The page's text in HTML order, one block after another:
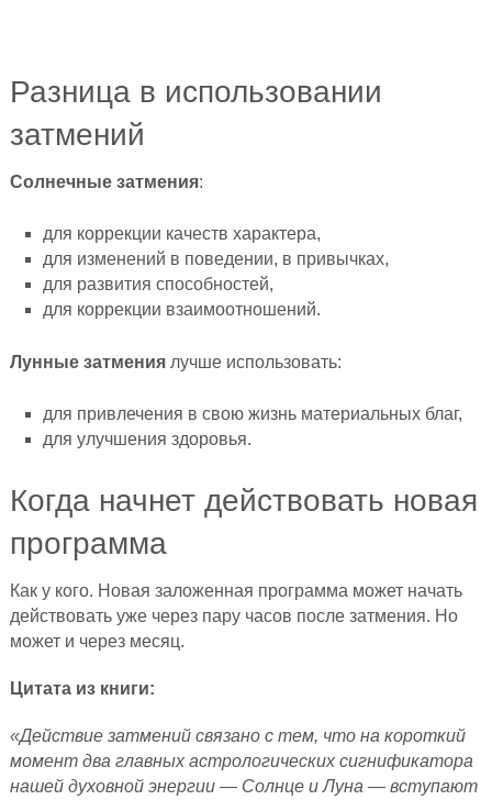
Разница в использовании
затмений
Солнечные затмения:
для коррекции качеств характера,
для изменений в поведении, в привычках,
для развития способностей,
для коррекции взаимоотношений.
Лунные затмениялучше использовать:
для привлечения в свою жизнь материальных благ,
для улучшения здоровья.
Когда начнет действовать новая
программа
Как у кого. Новая заложенная программа может начать
действовать уже через пару часов после затмения. Но
может и через месяц.
Цитата из книги:
«Действие затмений связано с тем, что на короткий
момент два главных астрологических сигнификатора
нашей духовной энергии — Солнце и Луна — вступают